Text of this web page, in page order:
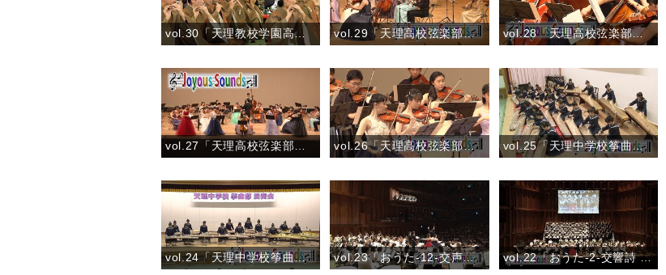
vol.30「天理教校学園高校」管絃『蘇莫者破』 vol.29「天理高校弦楽部」『弦楽のためのトリプティーク』 vol.28「天理高校弦楽部」『花のワルツ（弦楽合奏版）』
vol.26「天理高校弦楽部」『弦楽四重奏曲 第4番 第1楽章より』 vol.25「天理中学校筝曲部」『グリーンウインド』
vol.24「天理中学校筝曲部」『春の詩集(筝曲コンクール金賞受賞曲)』 vol.23「おうた-12-交声曲 ひながたの道」 vol.22「おうた-2-交響詩 おやさま」